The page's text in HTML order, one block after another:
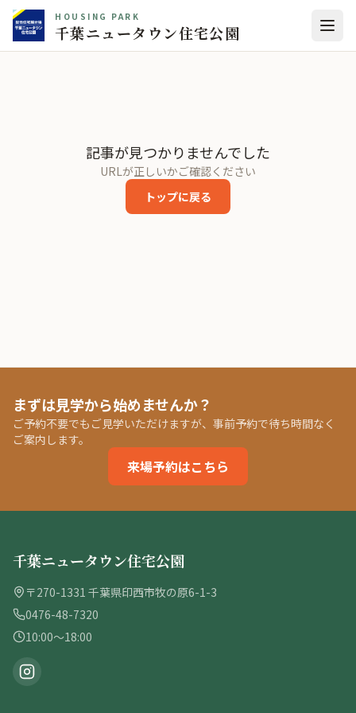
HOUSING PARK
千葉ニュータウン住宅公園
記事が見つかりませんでした
URLが正しいかご確認ください
トップに戻る
まずは見学から始めませんか？
ご予約不要でもご見学いただけますが、事前予約で待ち時間なく
ご案内します。
来場予約はこちら
千葉ニュータウン住宅公園
〒270-1331 千葉県印西市牧の原6-1-3
0476-48-7320
10:00〜18:00